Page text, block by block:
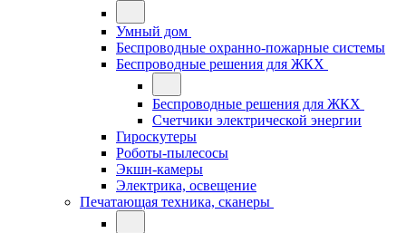
Умный дом
Беспроводные охранно-пожарные системы
Беспроводные решения для ЖКХ
Беспроводные решения для ЖКХ
Счетчики электрической энергии
Гироскутеры
Роботы-пылесосы
Экшн-камеры
Электрика, освещение
Печатающая техника, сканеры